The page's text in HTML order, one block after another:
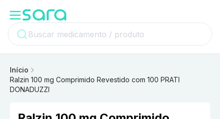
Início
Ralzin 100 mg Comprimido Revestido com 100 PRATI
DONADUZZI